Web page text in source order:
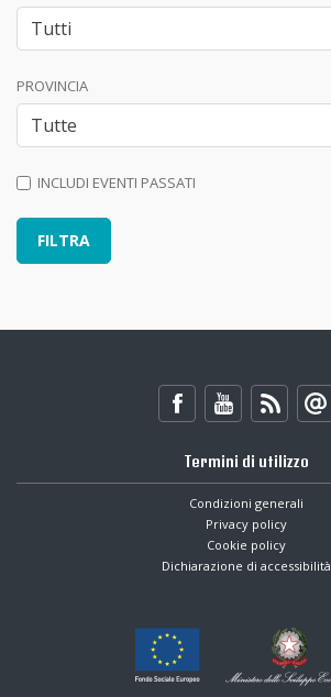
PROVINCIA
INCLUDI EVENTI PASSATI
Termini di utilizzo
Condizioni generali
Privacy policy
Cookie policy
Dichiarazione di accessibilità